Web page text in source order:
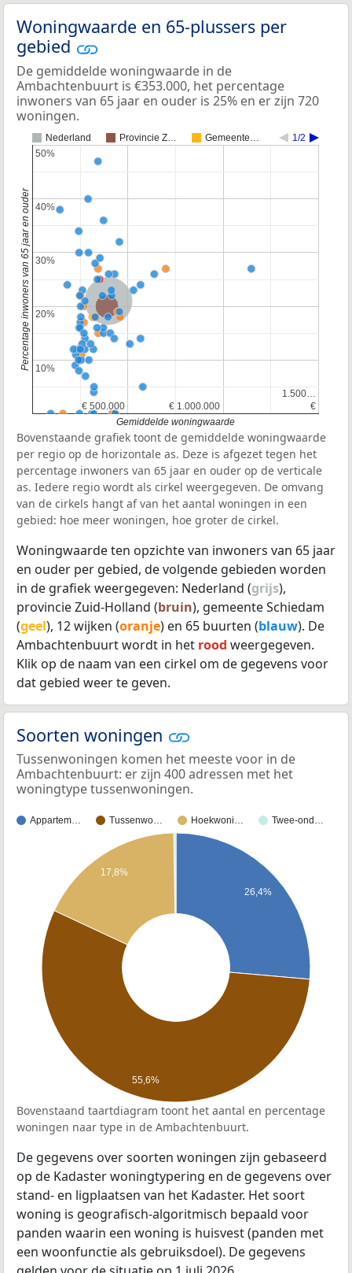
Woningwaarde en 65-plussers per
gebied
De gemiddelde woningwaarde in de
Ambachtenbuurt is €353.000, het percentage
inwoners van 65 jaar en ouder is 25% en er zijn 720
woningen.
Nederland Provincie Z… Gemeente… 1/2
Nederland
Provincie Zuid-Holland
€ 500.000
€ 500.000 € 1.000.000
€ 1.000.000 €
€
1.500…
1.500…
10%
10%
20%
20%
30%
30%
40%
40%
50%
50%
Gemiddelde woningwaarde
Percentage inwoners van 65 jaar en ouder
Bovenstaande grafiek toont de gemiddelde woningwaarde
per regio op de horizontale as. Deze is afgezet tegen het
percentage inwoners van 65 jaar en ouder op de verticale
as. Iedere regio wordt als cirkel weergegeven. De omvang
van de cirkels hangt af van het aantal woningen in een
gebied: hoe meer woningen, hoe groter de cirkel.
Woningwaarde ten opzichte van inwoners van 65 jaar
en ouder per gebied, de volgende gebieden worden
in de grafiek weergegeven: Nederland (grijs),
provincie Zuid-Holland (bruin), gemeente Schiedam
(geel), 12 wijken (oranje) en 65 buurten (blauw). De
Ambachtenbuurt wordt in het rood weergegeven.
Klik op de naam van een cirkel om de gegevens voor
dat gebied weer te geven.
Soorten woningen
Tussenwoningen komen het meeste voor in de
Ambachtenbuurt: er zijn 400 adressen met het
woningtype tussenwoningen.
Appartem… Tussenwo… Hoekwoni… Twee-ond…
26,4%
17,8%
55,6%
Bovenstaand taartdiagram toont het aantal en percentage
woningen naar type in de Ambachtenbuurt.
De gegevens over soorten woningen zijn gebaseerd
op de Kadaster woningtypering en de gegevens over
stand- en ligplaatsen van het Kadaster. Het soort
woning is geografisch-algoritmisch bepaald voor
panden waarin een woning is huisvest (panden met
een woonfunctie als gebruiksdoel). De gegevens